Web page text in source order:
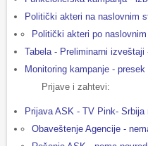
Politički akteri na naslovnim
Politički akteri po
Tabela - Preliminarni izveštaji
Monitoring kampanje -
Prijave i zahtevi:
Prijava ASK - TV Pink-
Obaveštenje Agencije -